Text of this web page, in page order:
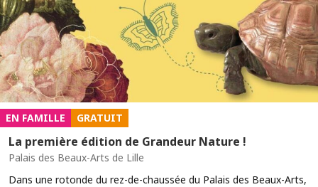
EN FAMILLE GRATUIT
La première édition de Grandeur Nature !
Palais des Beaux-Arts de Lille
Dans une rotonde du rez-de-chaussée du Palais des Beaux-Arts,